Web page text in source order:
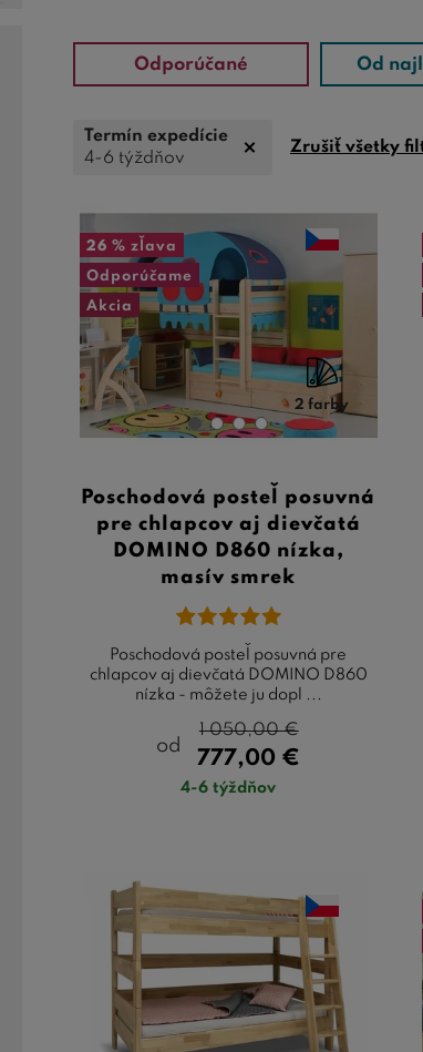
Odporúčané Od
Termín expedície
4-6 týždňov
Zrušiť všetky
26 % zľava
Odporúčame
Akcia
2 farby
Poschodová posteľ posuvná
pre chlapcov aj dievčatá
DOMINO D860 nízka,
masív smrek
Poschodová posteľ posuvná pre
chlapcov aj dievčatá DOMINO D860
nízka - môžete ju dopl ...
od
777,00 €
1 050,00€
4-6 týždňov